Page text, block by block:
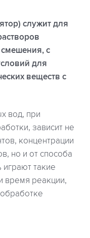
служит для
с
для
веществ с
вод, при
зависит не
концентрации
но и от способа
такие
время реакции,